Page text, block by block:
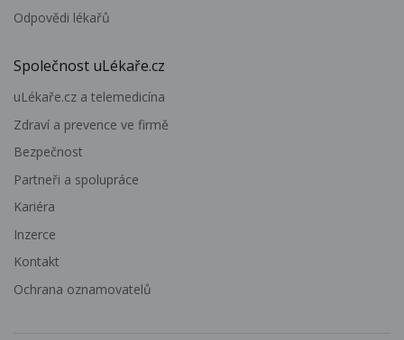
Odpovědi lékařů
Společnost uLékaře.cz
uLékaře.cz a telemedicína
Zdraví a prevence ve firmě
Bezpečnost
Partneři a spolupráce
Kariéra
Inzerce
Kontakt
Ochrana oznamovatelů